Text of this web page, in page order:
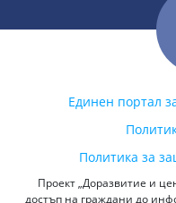
Единен портал
Политика за
Проект „Доразвитие и
достъп на граждани до